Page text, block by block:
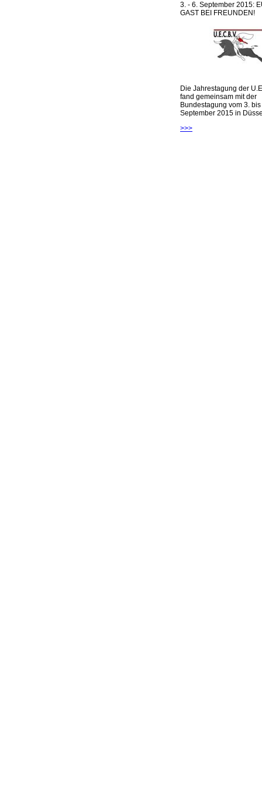
3. - 6. September 2015:
GAST BEI FREUNDEN!
Die Jahrestagung der
fand gemeinsam mit der
Bundestagung vom 3. bis
September 2015 in
>>>